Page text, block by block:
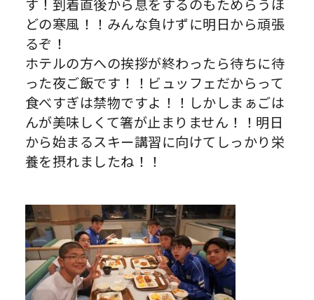
す！到着直後から息をするのもためらうほ
どの寒風！！みんな負けずに明日から頑張
るぞ！
ホテルの方への挨拶が終わったら待ちに待
った夜ご飯です！！ビュッフェだからって
食べすぎは禁物ですよ！！しかしまぁごは
んが美味しくて箸が止まりません！！明日
から始まるスキー講習に向けてしっかり栄
養を摂れましたね！！